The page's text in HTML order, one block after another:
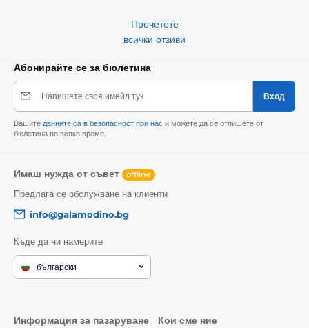
Прочетете
всички отзиви
Абонирайте се за бюлетина
Напишете своя имейл тук Вход
Вашите данните са в безопасност при нас и можете да се отпишете от
бюлетина по всяко време.
Имаш нужда от съвет offline
Предлага се обслужване на клиенти
info@galamodino.bg
Къде да ни намерите
български
Информация за пазаруване Кои сме ние